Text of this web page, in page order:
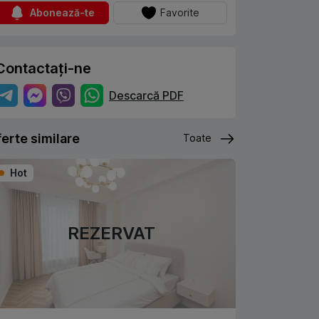
Abonează-te Favorite
ne
Descarcă PDF
similare Toate
REZERVAT
Hot